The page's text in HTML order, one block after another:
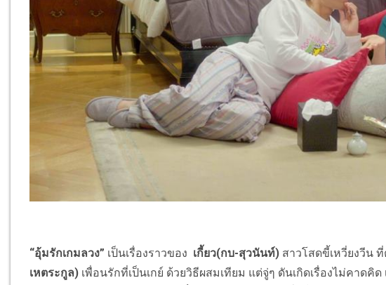
“อุ้มรักเกมลวง” เป็นเรื่องราวของ เกี้ยว(กบ-สุวนันท์) สาวโสดขี้เหวี่ยงวีน
เหตระกูล) เพื่อนรักที่เป็นเกย์ ด้วยวิธีผสมเทียม แต่จู่ๆ ดันเกิดเรื่องไม่คาดคิ